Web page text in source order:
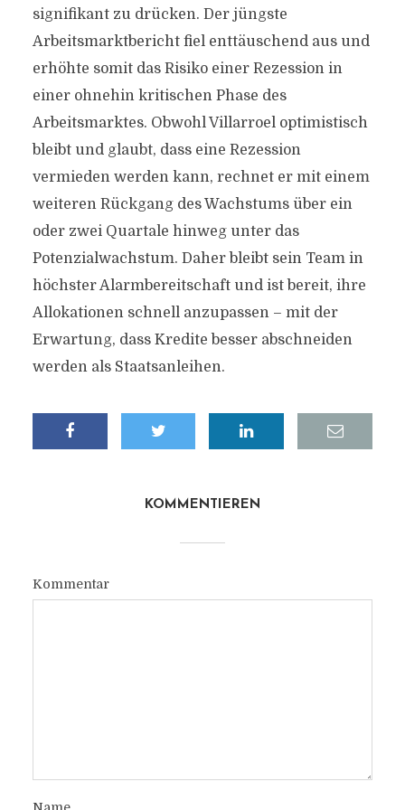
signifikant zu drücken. Der jüngste
Arbeitsmarktbericht fiel enttäuschend aus und
erhöhte somit das Risiko einer Rezession in
einer ohnehin kritischen Phase des
Arbeitsmarktes. Obwohl Villarroel optimistisch
bleibt und glaubt, dass eine Rezession
vermieden werden kann, rechnet er mit einem
weiteren Rückgang des Wachstums über ein
oder zwei Quartale hinweg unter das
Potenzialwachstum. Daher bleibt sein Team in
höchster Alarmbereitschaft und ist bereit, ihre
Allokationen schnell anzupassen – mit der
Erwartung, dass Kredite besser abschneiden
werden als Staatsanleihen.
KOMMENTIEREN
Kommentar